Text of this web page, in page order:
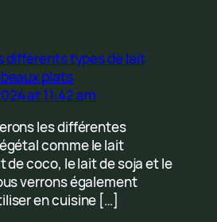
différents types de lait
plats
at 11:42 am
les différentes
comme le lait
de coco, le lait de soja et le
verrons également
en cuisine […]